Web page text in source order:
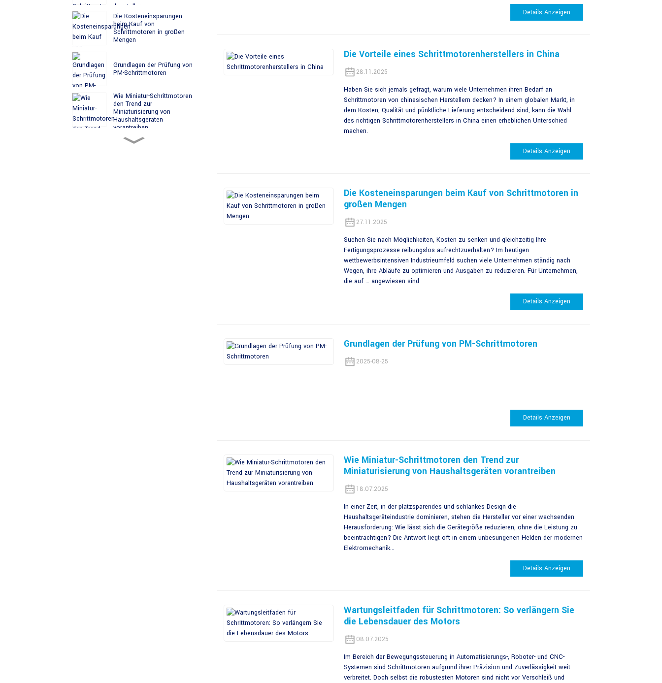
Die Kosteneinsparungen
beim Kauf von
Schrittmotoren in großen
Mengen
Grundlagen der Prüfung von
PM-Schrittmotoren
Wie Miniatur-Schrittmotoren
den Trend zur
Miniaturisierung von
Haushaltsgeräten
vorantreiben
Wartungsleitfaden für
Details Anzeigen
Die Vorteile eines Schrittmotorenherstellers in China
28.11.2025
Haben Sie sich jemals gefragt, warum viele Unternehmen ihren Bedarf an
Schrittmotoren von chinesischen Herstellern decken? In einem globalen Markt, in
dem Kosten, Qualität und pünktliche Lieferung entscheidend sind, kann die Wahl
des richtigen Schrittmotorenherstellers in China einen erheblichen Unterschied
machen.
Details Anzeigen
Die Kosteneinsparungen beim Kauf von Schrittmotoren in
großen Mengen
27.11.2025
Suchen Sie nach Möglichkeiten, Kosten zu senken und gleichzeitig Ihre
Fertigungsprozesse reibungslos aufrechtzuerhalten? Im heutigen
wettbewerbsintensiven Industrieumfeld suchen viele Unternehmen ständig nach
Wegen, ihre Abläufe zu optimieren und Ausgaben zu reduzieren. Für Unternehmen,
die auf … angewiesen sind
Details Anzeigen
Grundlagen der Prüfung von PM-Schrittmotoren
2025-08-25
Details Anzeigen
Wie Miniatur-Schrittmotoren den Trend zur
Miniaturisierung von Haushaltsgeräten vorantreiben
18.07.2025
In einer Zeit, in der platzsparendes und schlankes Design die
Haushaltsgeräteindustrie dominieren, stehen die Hersteller vor einer wachsenden
Herausforderung: Wie lässt sich die Gerätegröße reduzieren, ohne die Leistung zu
beeinträchtigen? Die Antwort liegt oft in einem unbesungenen Helden der modernen
Elektromechanik…
Details Anzeigen
Wartungsleitfaden für Schrittmotoren: So verlängern Sie
die Lebensdauer des Motors
08.07.2025
Im Bereich der Bewegungssteuerung in Automatisierungs-, Roboter- und CNC-
Systemen sind Schrittmotoren aufgrund ihrer Präzision und Zuverlässigkeit weit
verbreitet. Doch selbst die robustesten Motoren sind nicht vor Verschleiß und